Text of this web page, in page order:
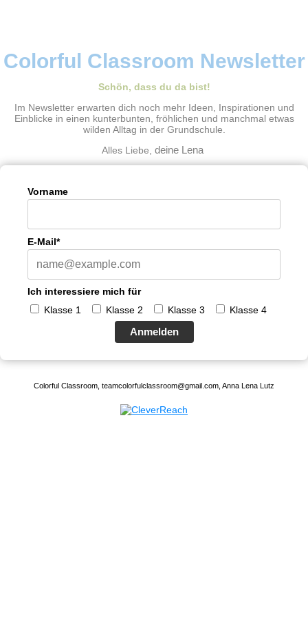
Colorful Classroom Newsletter
Schön, dass du da bist!
Im Newsletter erwarten dich noch mehr Ideen, Inspirationen und
Einblicke in einen kunterbunten, fröhlichen und manchmal etwas
wilden Alltag in der Grundschule.
Alles Liebe, deine Lena
Vorname
E-Mail*
Ich interessiere mich für
Klasse 1
Klasse 2 Klasse 3 Klasse 4
Anmelden
Colorful Classroom, teamcolorfulclassroom@gmail.com, Anna Lena Lutz